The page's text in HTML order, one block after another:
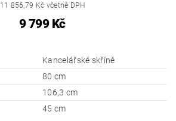
11 856,79 Kč včetně DPH
9 799 Kč
Kancelářské skříně
80 cm
106,3 cm
45 cm